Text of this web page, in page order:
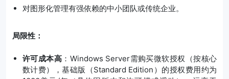
对图形化管理有强依赖的中小团队或传统企业。
局限性：
许可成本高 ：Windows Server需购买微软授权（按核心
数计费），基础版（Standard Edition）的授权费用约为